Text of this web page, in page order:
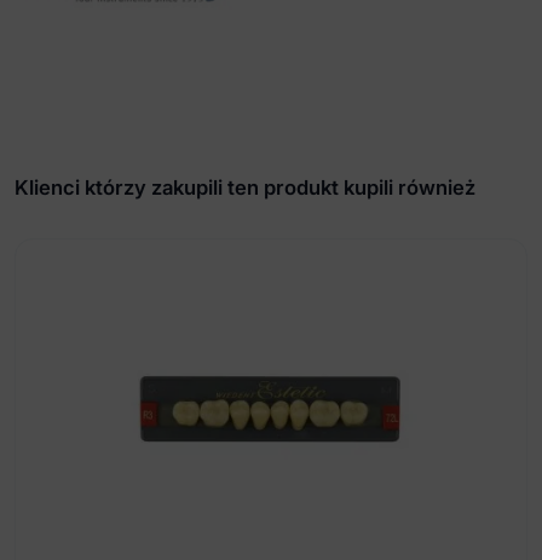
Klienci którzy zakupili ten produkt kupili również